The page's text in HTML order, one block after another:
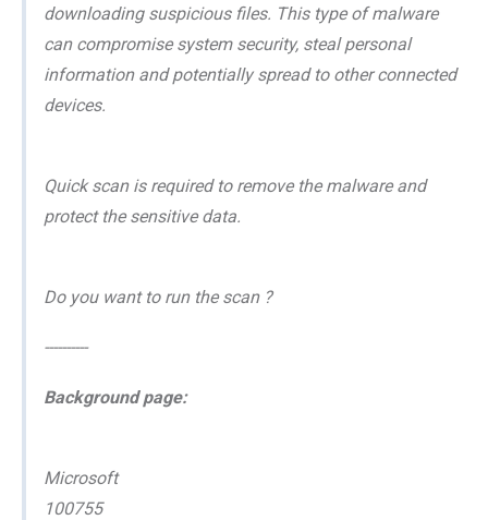
downloading suspicious files. This type of malware
can compromise system security, steal personal
information and potentially spread to other connected
devices.
Quick scan is required to remove the malware and
protect the sensitive data.
Do you want to run the scan ?
----------
Background page:
Microsoft
100755